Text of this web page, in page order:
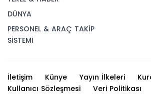
DÜNYA
PERSONEL & ARAÇ TAKİP
SİSTEMİ
İletişim Künye Yayın İlkeleri
Kullanıcı Sözleşmesi
Veri Politikası